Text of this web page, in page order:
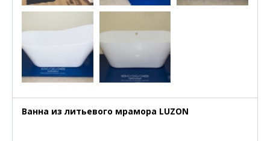
Ванна из литьевого мрамора LUZON